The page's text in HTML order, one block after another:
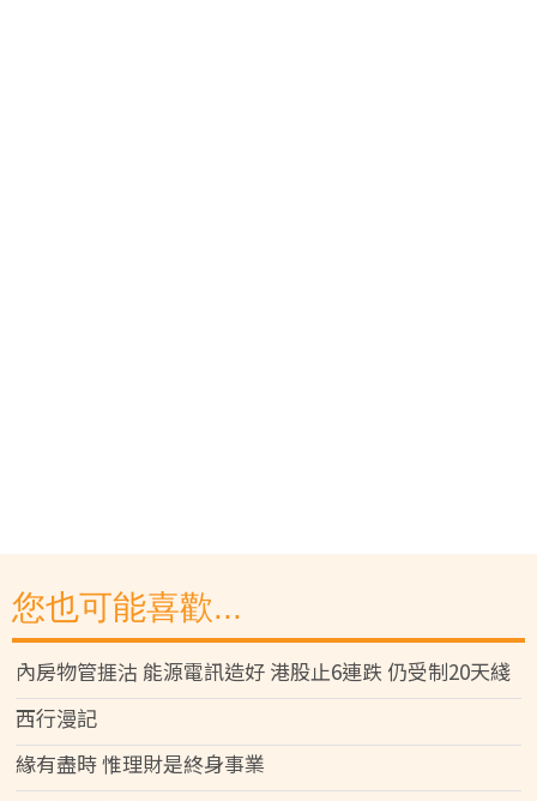
您也可能喜歡...
內房物管捱沽 能源電訊造好 港股止6連跌 仍受制20天綫
西行漫記
緣有盡時 惟理財是終身事業